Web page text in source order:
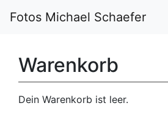
Fotos Michael Schaefer
Warenkorb
Dein Warenkorb ist leer.